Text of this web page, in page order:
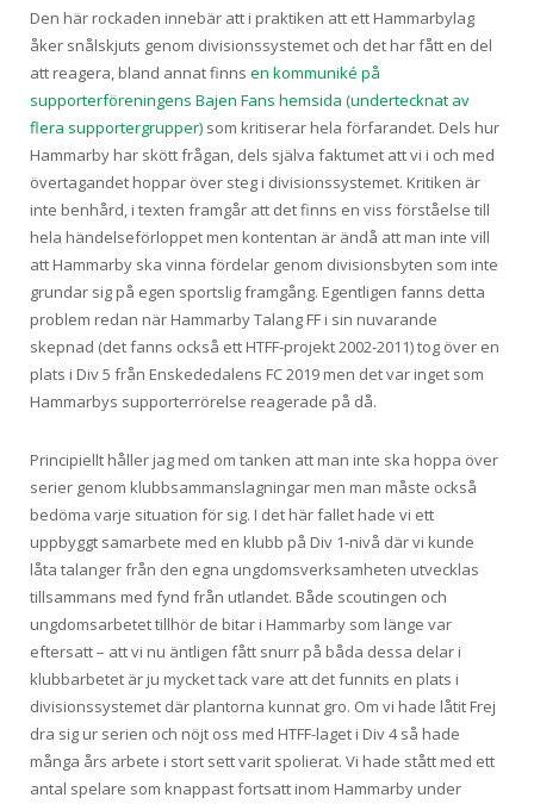
Den här rockaden innebär att i praktiken att ett Hammarbylag
åker snålskjuts genom divisionssystemet och det har fått en del
att reagera, bland annat finns en kommuniké på
supporterföreningens Bajen Fans hemsida (undertecknat av
flera supportergrupper) som kritiserar hela förfarandet. Dels hur
Hammarby har skött frågan, dels själva faktumet att vi i och med
övertagandet hoppar över steg i divisionssystemet. Kritiken är
inte benhård, i texten framgår att det finns en viss förståelse till
hela händelseförloppet men kontentan är ändå att man inte vill
att Hammarby ska vinna fördelar genom divisionsbyten som inte
grundar sig på egen sportslig framgång. Egentligen fanns detta
problem redan när Hammarby Talang FF i sin nuvarande
skepnad (det fanns också ett HTFF-projekt 2002-2011) tog över en
plats i Div 5 från Enskededalens FC 2019 men det var inget som
Hammarbys supporterrörelse reagerade på då.
Principiellt håller jag med om tanken att man inte ska hoppa över
serier genom klubbsammanslagningar men man måste också
bedöma varje situation för sig. I det här fallet hade vi ett
uppbyggt samarbete med en klubb på Div 1-nivå där vi kunde
låta talanger från den egna ungdomsverksamheten utvecklas
tillsammans med fynd från utlandet. Både scoutingen och
ungdomsarbetet tillhör de bitar i Hammarby som länge var
eftersatt – att vi nu äntligen fått snurr på båda dessa delar i
klubbarbetet är ju mycket tack vare att det funnits en plats i
divisionssystemet där plantorna kunnat gro. Om vi hade låtit Frej
dra sig ur serien och nöjt oss med HTFF-laget i Div 4 så hade
många års arbete i stort sett varit spolierat. Vi hade stått med ett
antal spelare som knappast fortsatt inom Hammarby under